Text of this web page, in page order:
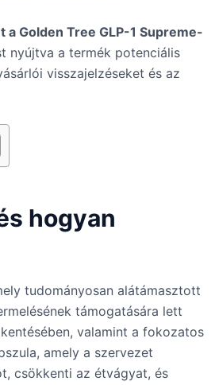
Golden Tree GLP-1 Supreme-
nyújtva a termék potenciális
visszajelzéseket és az
hogyan
tudományosan alátámasztott
támogatására lett
valamint a fokozatos
amely a szervezet
csökkenti az étvágyat, és